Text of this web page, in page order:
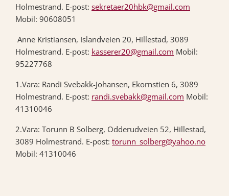
Holmestrand. E-post: sekretaer20hbk@gmail.com
Mobil: 90608051
Anne Kristiansen, Islandveien 20, Hillestad, 3089
Holmestrand. E-post: kasserer20@gmail.com Mobil:
95227768
1.Vara: Randi Svebakk-Johansen, Ekornstien 6, 3089
Holmestrand. E-post: randi.svebakk@gmail.com Mobil:
41310046
2.Vara: Torunn B Solberg, Odderudveien 52, Hillestad,
3089 Holmestrand. E-post: torunn_solberg@yahoo.no
Mobil: 41310046